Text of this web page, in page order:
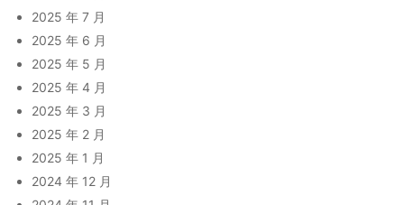
2025 年 7 月
2025 年 6 月
2025 年 5 月
2025 年 4 月
2025 年 3 月
2025 年 2 月
2025 年 1 月
2024 年 12 月